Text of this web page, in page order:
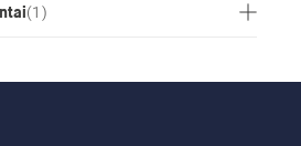
(1 )